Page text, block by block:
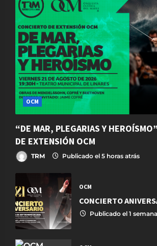
OCM
“DE MAR, PLEGARIAS Y
DE EXTENSIÓN OCM
TRM Publicado el 5 horas atrás
OCM
CONCIERTO
Publicado el 1